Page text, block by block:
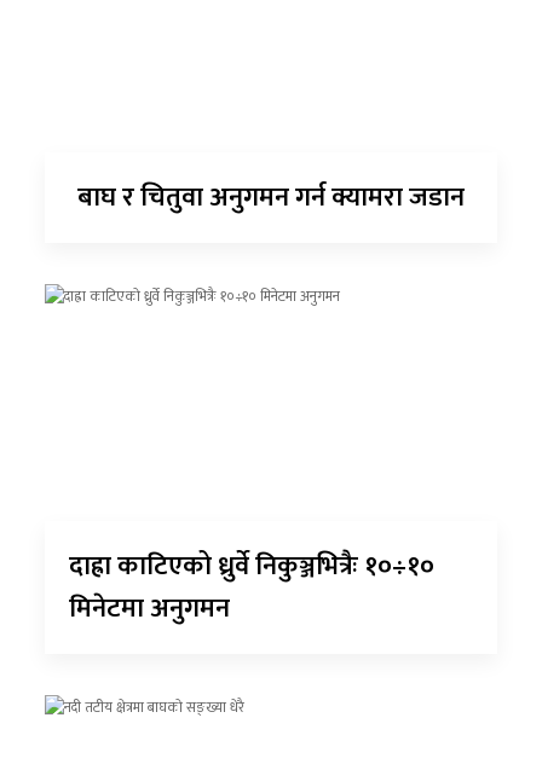
बाघ र चितुवा अनुगमन गर्न क्यामरा जडान
दाह्रा काटिएको ध्रुर्वे निकुञ्जभित्रैः १०÷१०
मिनेटमा अनुगमन